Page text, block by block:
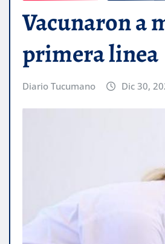
Vacunaron a
primera linea
Diario Tucumano Dic 30,